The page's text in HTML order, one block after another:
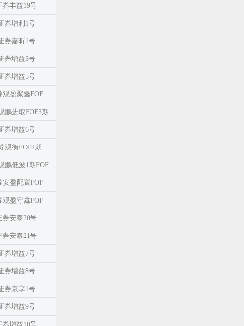
券丰益19号
券增利1号
券嘉昕1号
券增益3号
券增益5号
观盈聚鑫FOF
鹏进取FOF3期
券增益6号
观衡FOF2期
鹏低波1期FOF
安盈配置FOF
观盈守鑫FOF
券安泰20号
券安泰21号
券增益7号
券增益8号
券京享1号
券增益9号
券增益10号